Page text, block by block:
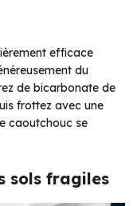
efficace
du
de bicarbonate de
frottez avec une
caoutchouc se
sols fragiles